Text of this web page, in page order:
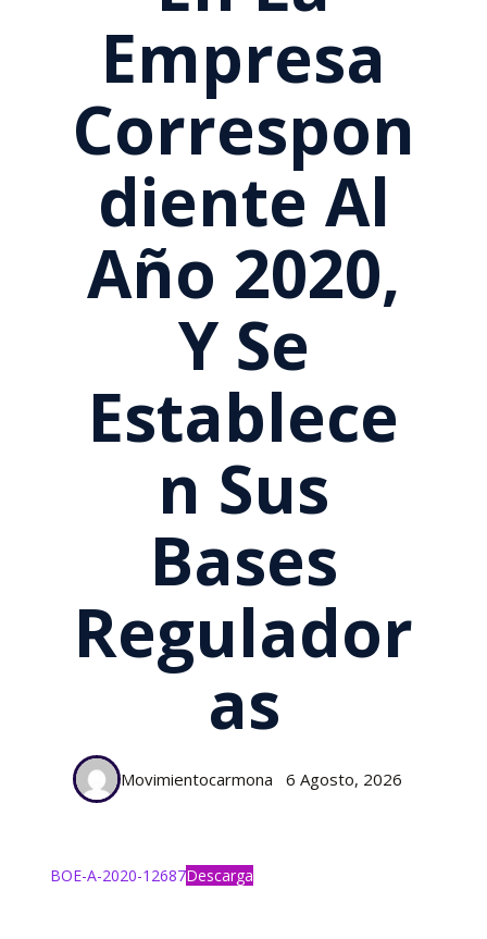
Empresa
Correspon
Diente Al
Año 2020,
Y Se
Establece
N Sus
Bases
Regulador
As
Movimientocarmona 6 Agosto, 2026
BOE-A-2020-12687Descarga